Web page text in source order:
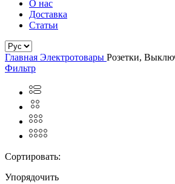
Контакты
О нас
Доставка
Статьи
Главная
Фильтр
Сортировать: